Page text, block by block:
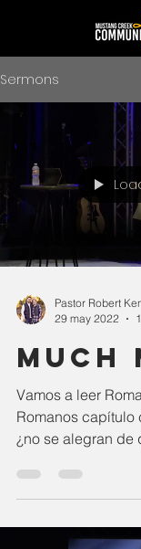
Sermons
Pastor Robert
29 may 2022
Much
Vamos a leer
Romanos capítulo
¿no se alegran de